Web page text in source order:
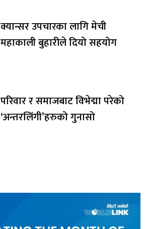
क्यान्सर उपचारका लागि मेची
महाकाली बुहारीले दियो सहयोग
परिवार र समाजबाट विभेद्मा परेको
‘अन्तरलिंगी’हरुको गुनासो